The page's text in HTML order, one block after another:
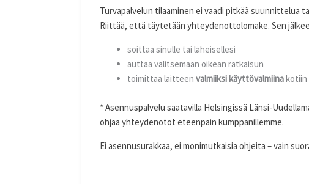
Turvapalvelun tilaaminen ei vaadi pitkää suunnittelua
Riittää, että täytetään yhteydenottolomake. Sen
soittaa sinulle tai läheisellesi
auttaa valitsemaan oikean ratkaisun
toimittaa laitteen valmiiksi käyttövalmiinakotiin
* Asennuspalvelu saatavilla Helsingissä Länsi-
ohjaa yhteydenotot eteenpäin kumppanillemme.
Ei asennusurakkaa, ei monimutkaisia ohjeita – vain